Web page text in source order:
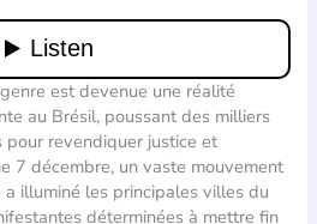
est devenue une réalité
au Brésil, poussant des milliers
pour revendiquer justice et
7 décembre, un vaste mouvement
illuminé les principales villes du
déterminées à mettre fin